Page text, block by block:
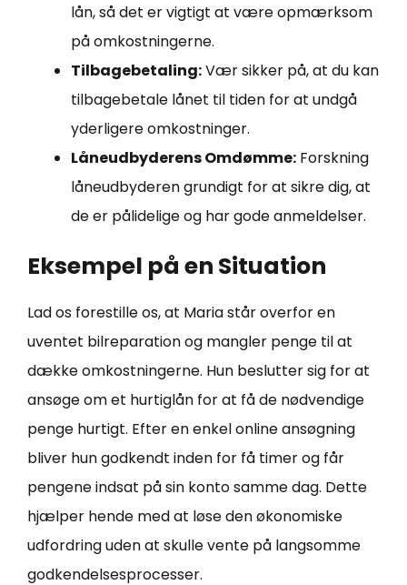
lån, så det er vigtigt at være opmærksom
på omkostningerne.
Tilbagebetaling:Vær sikker på, at du kan
tilbagebetale lånet til tiden for at undgå
yderligere omkostninger.
Låneudbyderens Omdømme: Forskning
låneudbyderen grundigt for at sikre dig, at
de er pålidelige og har gode anmeldelser.
Eksempel på en Situation
Lad os forestille os, at Maria står overfor en
uventet bilreparation og mangler penge til at
dække omkostningerne. Hun beslutter sig for at
ansøge om et hurtiglån for at få de nødvendige
penge hurtigt. Efter en enkel online ansøgning
bliver hun godkendt inden for få timer og får
pengene indsat på sin konto samme dag. Dette
hjælper hende med at løse den økonomiske
udfordring uden at skulle vente på langsomme
godkendelsesprocesser.